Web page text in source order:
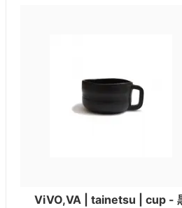
ViVO,VA | tainetsu | cup -